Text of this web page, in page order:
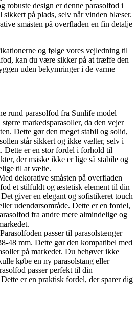
robuste design er denne parasolfod i
sikkert på plads, selv når vinden blæser.
småsten på overfladen en fin detalje
og følge vores vejledning til
kan du være sikker på at træffe den
uden bekymringer i de varme
rund parasolfod fra Sunlife model
markedsparasoller, da den vejer
Dette gør den meget stabil og solid,
står sikkert og ikke vælter, selv i
Dette er en stor fordel i forhold til
der måske ikke er lige så stabile og
til at vælte.
dekorative småsten på overfladen
et stilfuldt og æstetisk element til din
giver en elegant og sofistikeret touch
udendørsområde. Dette er en fordel,
fra andre mere almindelige og
passer til parasolstænger
48 mm. Dette gør den kompatibel med
på markedet. Du behøver ikke
købe en ny parasolstang eller
passer perfekt til din
er en praktisk fordel, der sparer dig